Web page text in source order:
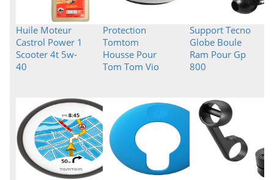
Huile Moteur
Castrol Power 1
Scooter 4t 5w-
40
Protection
Tomtom
Housse Pour
Tom Tom Vio
Support Tecno
Globe Boule
Ram Pour Gp
800